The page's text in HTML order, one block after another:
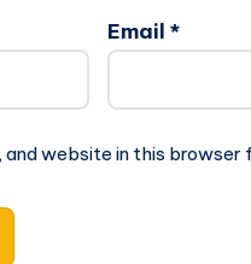
Email *
and website in this